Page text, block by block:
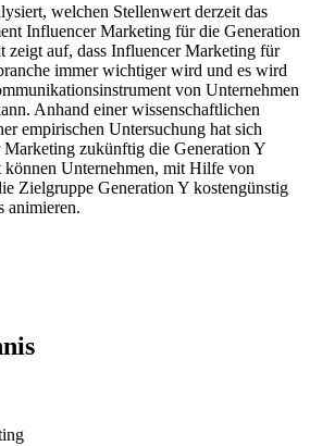
welchen Stellenwert derzeit das
Influencer Marketing für die Generation
auf, dass Influencer Marketing für
immer wichtiger wird und es wird
von Unternehmen
Anhand einer wissenschaftlichen
empirischen Untersuchung hat sich
Marketing zukünftig die Generation Y
Unternehmen, mit Hilfe von
Zielgruppe Generation Y kostengünstig
animieren.